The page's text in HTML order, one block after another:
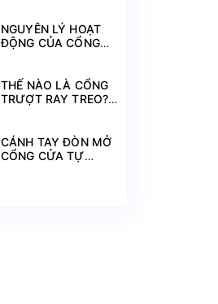
NGUYÊN LÝ HOẠT
ĐỘNG CỦA CỔNG
THẾ NÀO LÀ CỔNG
TRƯỢT RAY TREO?
CÁNH TAY ĐÒN MỞ
CỔNG CỬA TỰ